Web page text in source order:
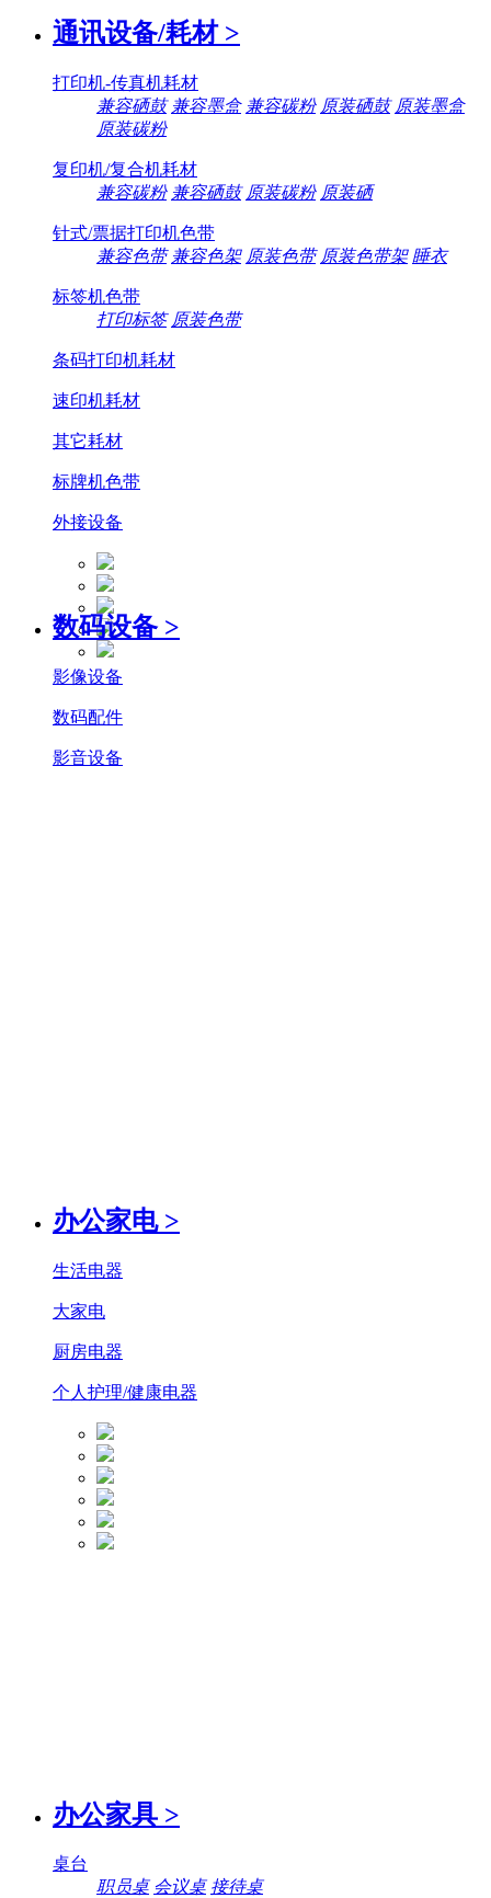
通讯设备/耗材 >
打印机-传真机耗材
兼容硒鼓 兼容墨盒 兼容碳粉 原装硒鼓 原装墨盒
原装碳粉
复印机/复合机耗材
兼容碳粉 兼容硒鼓 原装碳粉 原装硒
针式/票据打印机色带
兼容色带 兼容色架 原装色带 原装色带架 睡衣
标签机色带
打印标签 原装色带
条码打印机耗材
速印机耗材
其它耗材
标牌机色带
外接设备
数码设备 >
影像设备
数码配件
影音设备
办公家电 >
生活电器
大家电
厨房电器
个人护理/健康电器
办公家具 >
桌台
职员桌 会议桌 接待桌